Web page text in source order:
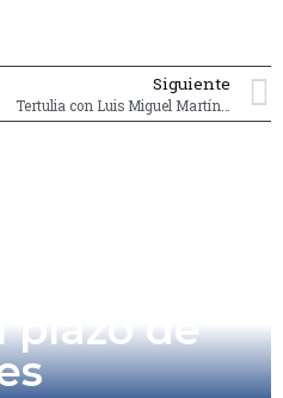
Siguiente
plazo de